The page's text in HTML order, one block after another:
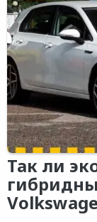
Так ли